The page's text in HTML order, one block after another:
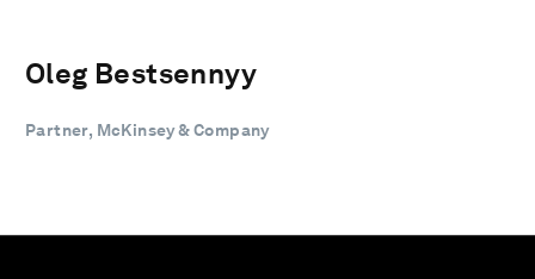
Oleg Bestsennyy
Partner, McKinsey & Company